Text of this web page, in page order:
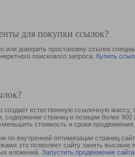
для покупки ссылок?
или доверить простановку ссылок
поискового запроса. Купить
естественную ссылочную
содержание страниц и позиции более
стоимость и сроки продвижения.
по внутренней оптимизации страниц
это позволяет сайту занять
вложений. Запустить продвижение сайта